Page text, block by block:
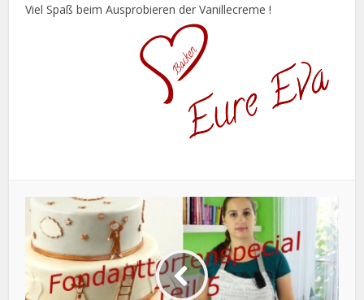
Viel Spaß beim Ausprobieren der Vanillecreme !